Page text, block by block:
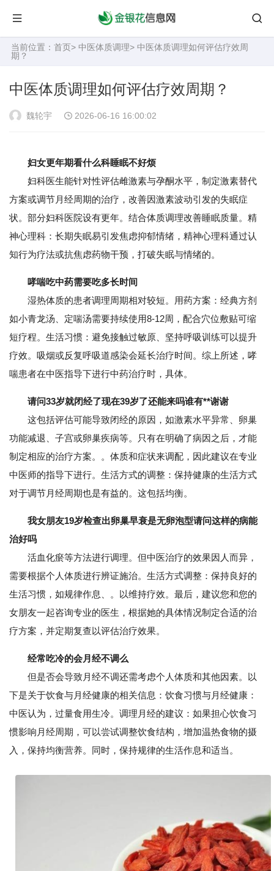
当前位置： 首页> 中医体质调理> 中医体质调理如何评估疗效周
期？
中医体质调理如何评估疗效周期？
魏轮宇 2026-06-16 16:00:02
妇女更年期看什么科睡眠不好烦
妇科医生能针对性评估雌激素与孕酮水平，制定激素替代
方案或调节月经周期的治疗，改善因激素波动引发的失眠症
状。部分妇科医院设有更年。结合体质调理改善睡眠质量。精
神心理科：长期失眠易引发焦虑抑郁情绪，精神心理科通过认
知行为疗法或抗焦虑药物干预，打破失眠与情绪的。
哮喘吃中药需要吃多长时间
湿热体质的患者调理周期相对较短。用药方案：经典方剂
如小青龙汤、定喘汤需要持续使用8-12周，配合穴位敷贴可缩
短疗程。生活习惯：避免接触过敏原、坚持呼吸训练可以提升
疗效。吸烟或反复呼吸道感染会延长治疗时间。综上所述，哮
喘患者在中医指导下进行中药治疗时，具体。
请问33岁就闭经了现在39岁了还能来吗谁有**谢谢
这包括评估可能导致闭经的原因，如激素水平异常、卵巢
功能减退、子宫或卵巢疾病等。只有在明确了病因之后，才能
制定相应的治疗方案。。体质和症状来调配，因此建议在专业
中医师的指导下进行。生活方式的调整：保持健康的生活方式
对于调节月经周期也是有益的。这包括均衡。
我女朋友19岁检查出卵巢早衰是无卵泡型请问这样的病能
治好吗
活血化瘀等方法进行调理。但中医治疗的效果因人而异，
需要根据个人体质进行辨证施治。生活方式调整：保持良好的
生活习惯，如规律作息、。以维持疗效。最后，建议您和您的
女朋友一起咨询专业的医生，根据她的具体情况制定合适的治
疗方案，并定期复查以评估治疗效果。
经常吃冷的会月经不调么
但是否会导致月经不调还需考虑个人体质和其他因素。以
下是关于饮食与月经健康的相关信息：饮食习惯与月经健康：
中医认为，过量食用生冷。调理月经的建议：如果担心饮食习
惯影响月经周期，可以尝试调整饮食结构，增加温热食物的摄
入，保持均衡营养。同时，保持规律的生活作息和适当。